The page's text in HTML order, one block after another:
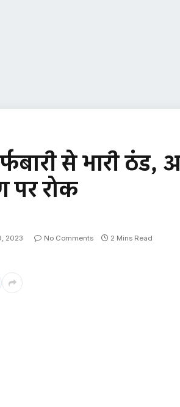
से भारी
पर रोक
2023 No Comments 2 Mins Read